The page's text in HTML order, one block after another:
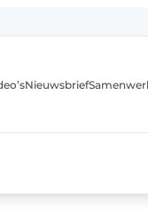
Nieuwsbrief